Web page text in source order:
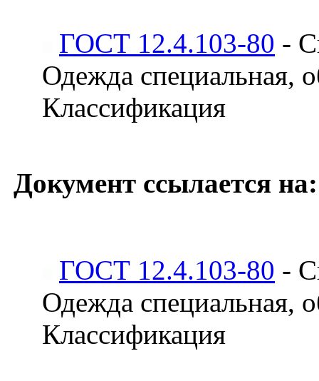
ГОСТ 12.4.103-80 -
Одежда специальная,
Классификация
Документ ссылается на:
ГОСТ 12.4.103-80 -
Одежда специальная,
Классификация